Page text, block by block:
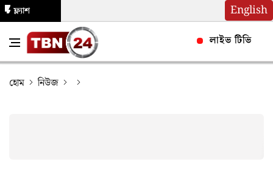
English
ফ্ল্যাশ
লাইভ টিভি
হোম নিউজ